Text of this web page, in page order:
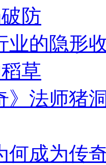
防
业的隐形
草
》法师猪
何成为传